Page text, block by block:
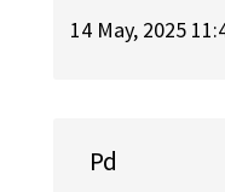
14 May, 2025
Pd